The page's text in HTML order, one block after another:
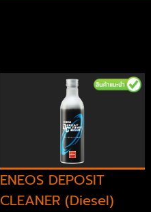
ENEOS DEPOSIT
CLEANER (Diesel)